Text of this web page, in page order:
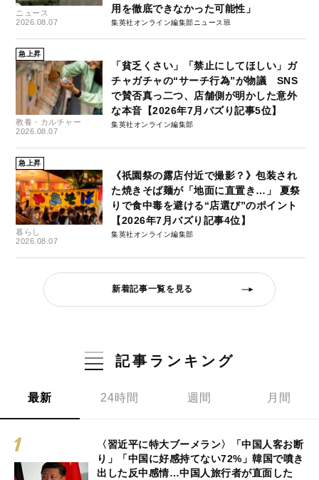
ニュース
2026.08.07
用を徹底できなかった可能性」
集英社オンライン編集部ニュース班
急上昇
教養・カルチャー
2026.08.07
「貧乏くさい」「禁止にしてほしい」ガ
チャガチャの“サーチ行為”が物議 SNS
で賛否真っ二つ、店舗側が明かした意外
な本音【2026年7月バズり記事5位】
集英社オンライン編集部
急上昇
暮らし
2026.08.07
《祇園祭の露店付近で撮影？》包装され
た焼きそば麺が「地面に直置き…」 夏祭
りで食中毒を避ける“店選び”のポイント
【2026年7月バズり記事4位】
集英社オンライン編集部
新着記事一覧を見る
記事ランキング
最新 24時間 週間 月間
〈習近平に特大ブーメラン〉「中国人客お断
り」「中国に好感持てない72%」韓国で噴き
出した反中感情…中国人旅行者が直面した